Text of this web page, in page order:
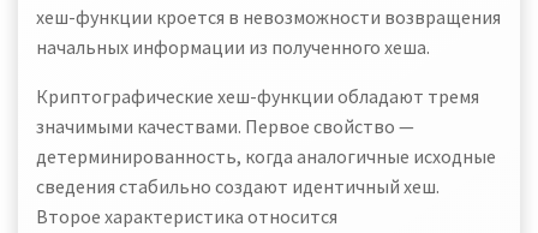
хеш-функции кроется в невозможности возвращения
начальных информации из полученного хеша.
Криптографические хеш-функции обладают тремя
значимыми качествами. Первое свойство —
детерминированность, когда аналогичные исходные
сведения стабильно создают идентичный хеш.
Второе характеристика относится